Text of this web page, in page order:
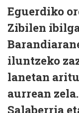
Eguerdiko
Zibilen
iluntzeko
lanetan
aurrean
Salaberria